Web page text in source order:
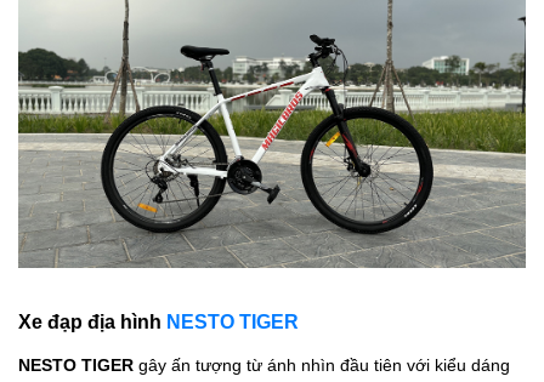
Xe đạp địa hình NESTO TIGER
NESTO TIGER gây ấn tượng từ ánh nhìn đầu tiên với kiểu dáng